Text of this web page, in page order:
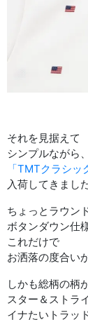
それを見据えて
シンプルながら、
「TMTクラシッ
入荷してきまし
ちょっとラウン
ボタンダウン仕
これだけで
お洒落の度合い
しかも総柄の柄
スター＆ストラ
イナたいトラッ